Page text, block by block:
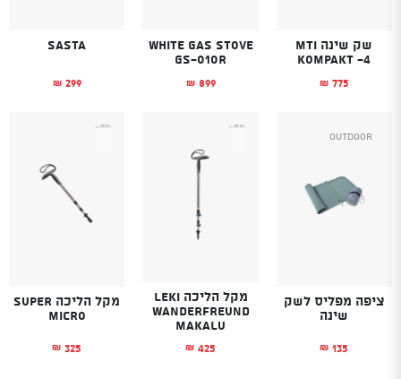
שק שינה MTI
KOMPAKT -4
₪ 775
White Gas Stove
GS-010R
₪ 899
Sasta
₪ 299
Outdoor
ציפה מפליס לשק
שינה
₪ 135
מקל הליכה LEKI
WANDERFREUND
MAKALU
₪ 425
מקל הליכה SUPER
MICRO
₪ 325